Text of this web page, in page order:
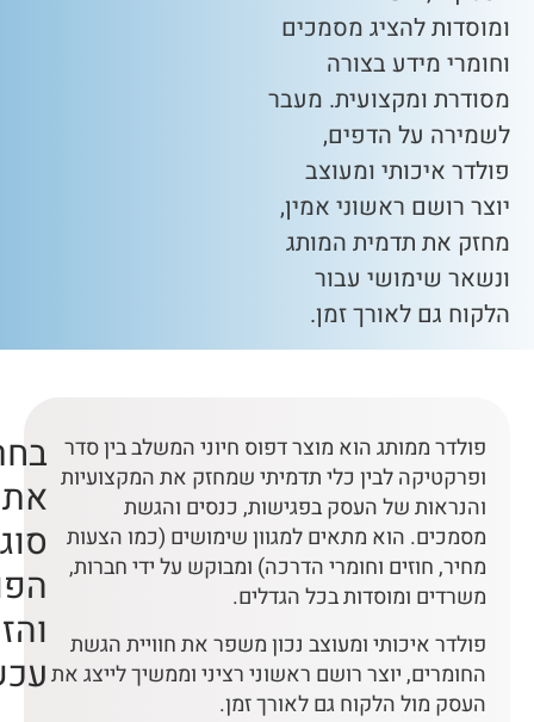
ומוסדות להציג מסמכים
וחומרי מידע בצורה
מסודרת ומקצועית. מעבר
לשמירה על הדפים,
פולדר איכותי ומעוצב
יוצר רושם ראשוני אמין,
מחזק את תדמית המותג
ונשאר שימושי עבור
הלקוח גם לאורך זמן.
פולדר ממותג הוא מוצר דפוס חיוני המשלב בין סדר
ופרקטיקה לבין כלי תדמיתי שמחזק את המקצועיות
והנראות של העסק בפגישות, כנסים והגשת
מסמכים. הוא מתאים למגוון שימושים (כמו הצעות
מחיר, חוזים וחומרי הדרכה) ומבוקש על ידי חברות,
משרדים ומוסדות בכל הגדלים.
פולדר איכותי ומעוצב נכון משפר את חוויית הגשת
החומרים, יוצר רושם ראשוני רציני וממשיך לייצג את
העסק מול הלקוח גם לאורך זמן.
את
סוג